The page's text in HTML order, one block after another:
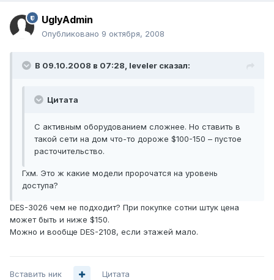
UglyAdmin
Опубликовано 9 октября, 2008
В 09.10.2008 в 07:28, leveler сказал:
Цитата
С активным оборудованием сложнее. Но ставить в
такой сети на дом что-то дороже $100-150 – пустое
расточительство.
Гхм. Это ж какие модели пророчатся на уровень
доступа?
DES-3026 чем не подходит? При покупке сотни штук цена
может быть и ниже $150.
Можно и вообще DES-2108, если этажей мало.
Вставить ник Цитата